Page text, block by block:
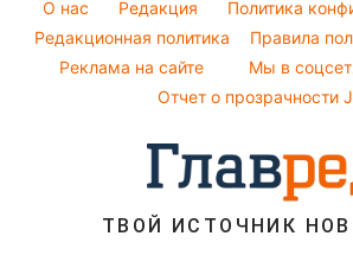
София Ротару
Новости Харькова
Новости Полтавы
Новости Сум
Все о шоу-бизнесе
Погода на завтра
Пылевая буря
O нас Редакция
Политика
Редакционная политика
Правила
Реклама на сайте
Мы в
Отчет о прозрачности
ТВОЙ ИСТОЧНИК